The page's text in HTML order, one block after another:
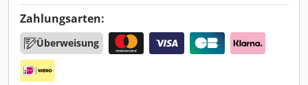
Zahlungsarten:
Überweisung